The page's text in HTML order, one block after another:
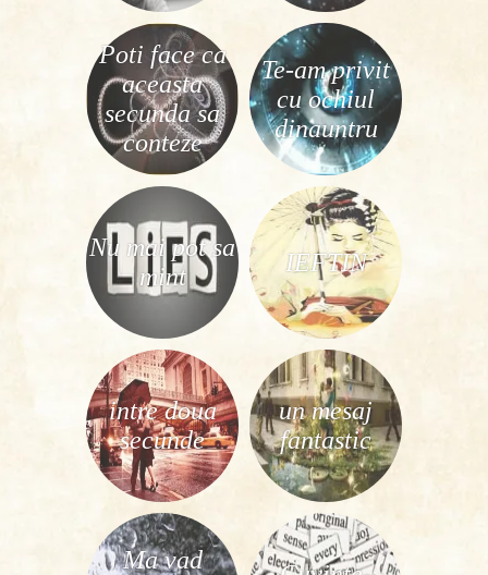
Poti face ca
aceasta
secunda sa
conteze
Te-am privit
cu ochiul
dinauntru
Nu mai pot sa
mint
IEFTIN
intre doua
secunde
un mesaj
fantastic
Ma vad